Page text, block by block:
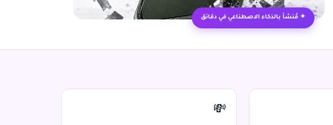
✦ مُنشأ بالذكاء الاصطناعي في دقائق
💸